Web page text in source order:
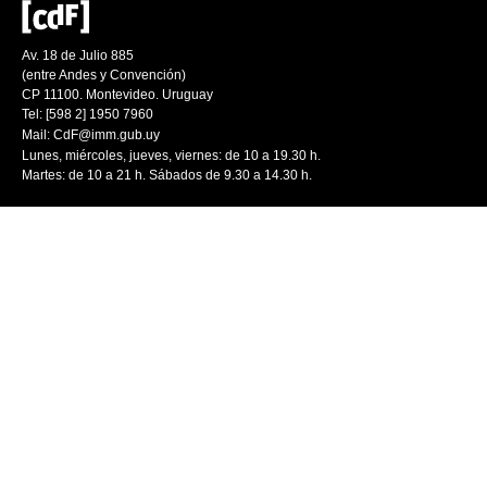
Av. 18 de Julio 885
(entre Andes y Convención)
CP 11100. Montevideo. Uruguay
Tel: [598 2] 1950 7960
Mail: CdF@imm.gub.uy
Lunes, miércoles, jueves, viernes: de 10 a 19.30 h.
Martes: de 10 a 21 h. Sábados de 9.30 a 14.30 h.